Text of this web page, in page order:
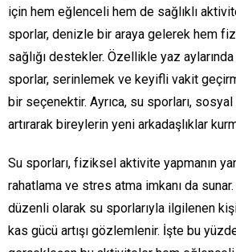
için hem eğlenceli hem de sağlıklı
sporlar, denizle bir araya gelerek hem
sağlığı destekler. Özellikle yaz
sporlar, serinlemek ve keyifli vakit
bir seçenektir. Ayrıca, su sporları,
artırarak bireylerin yeni arkadaşlıklar
Su sporları, fiziksel aktivite yapmanın
rahatlama ve stres atma imkanı da sunar.
düzenli olarak su sporlarıyla ilgilenen
kas gücü artışı gözlemlenir. İşte bu